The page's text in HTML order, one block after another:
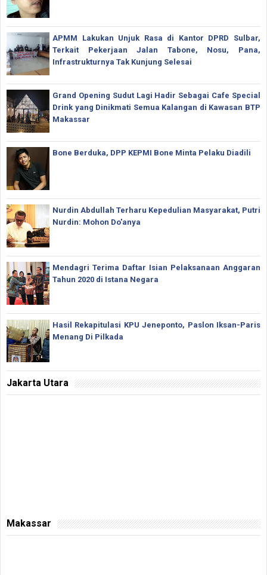
APMM Lakukan Unjuk Rasa di Kantor DPRD Sulbar,
Terkait Pekerjaan Jalan Tabone, Nosu, Pana,
Infrastrukturnya Tak Kunjung Selesai
Grand Opening Sudut Lagi Hadir Sebagai Cafe Special
Drink yang Dinikmati Semua Kalangan di Kawasan BTP
Makassar
Bone Berduka, DPP KEPMI Bone Minta Pelaku Diadili
Nurdin Abdullah Terharu Kepedulian Masyarakat, Putri
Nurdin: Mohon Do'anya
Mendagri Terima Daftar Isian Pelaksanaan Anggaran
Tahun 2020 di Istana Negara
Hasil Rekapitulasi KPU Jeneponto, Paslon Iksan-Paris
Menang Di Pilkada
Jakarta Utara
Makassar